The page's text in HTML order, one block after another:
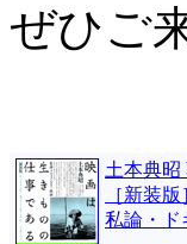
ぜひご
土本典昭
［新装
私論・ド